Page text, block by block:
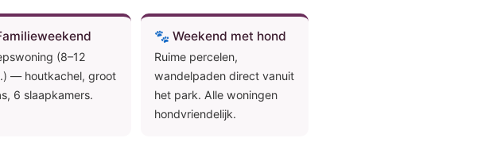
Familieweekend
(8–12
— houtkachel, groot
6 slaapkamers.
🐾 Weekend met hond
Ruime percelen,
wandelpaden direct vanuit
het park. Alle woningen
hondvriendelijk.